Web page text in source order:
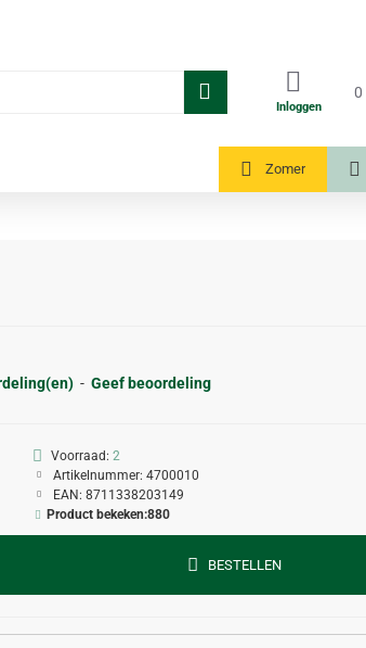
Inloggen
0
Zomer
- Geef beoordeling
Voorraad: 2
Artikelnummer: 4700010
EAN: 8711338203149
Product bekeken:880
BESTELLEN